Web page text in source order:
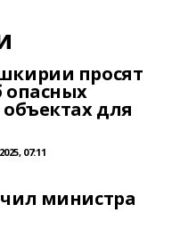
просят
опасных
для
07:11
министра